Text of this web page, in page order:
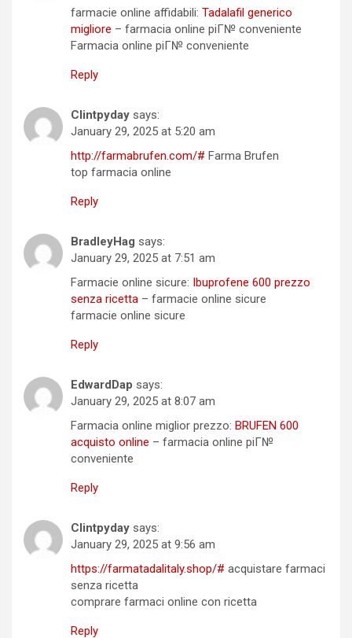
farmacie online affidabili: Tadalafil generico
migliore – farmacia online piГ№ conveniente
Farmacia online piГ№ conveniente
Reply
Clintpyday says:
January 29, 2025 at 5:20 am
http://farmabrufen.com/# Farma Brufen
top farmacia online
Reply
BradleyHag says:
January 29, 2025 at 7:51 am
Farmacie online sicure: Ibuprofene 600 prezzo
senza ricetta – farmacie online sicure
farmacie online sicure
Reply
EdwardDap says:
January 29, 2025 at 8:07 am
Farmacia online miglior prezzo: BRUFEN 600
acquisto online – farmacia online piГ№
conveniente
Reply
Clintpyday says:
January 29, 2025 at 9:56 am
https://farmatadalitaly.shop/# acquistare farmaci
senza ricetta
comprare farmaci online con ricetta
Reply